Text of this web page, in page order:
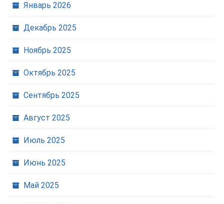
Январь 2026
Декабрь 2025
Ноябрь 2025
Октябрь 2025
Сентябрь 2025
Август 2025
Июль 2025
Июнь 2025
Май 2025